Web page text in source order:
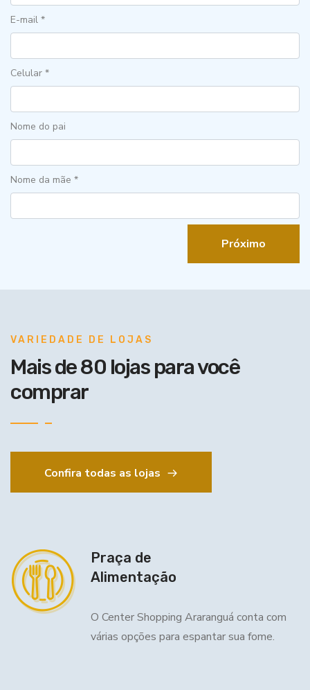
E-mail *
Celular *
Nome do pai
Nome da mãe *
Próximo
VARIEDADE DE LOJAS
Mais de 80 lojas para você
comprar
Confira todas as lojas
Praça de
Alimentação
O Center Shopping Araranguá conta com
várias opções para espantar sua fome.